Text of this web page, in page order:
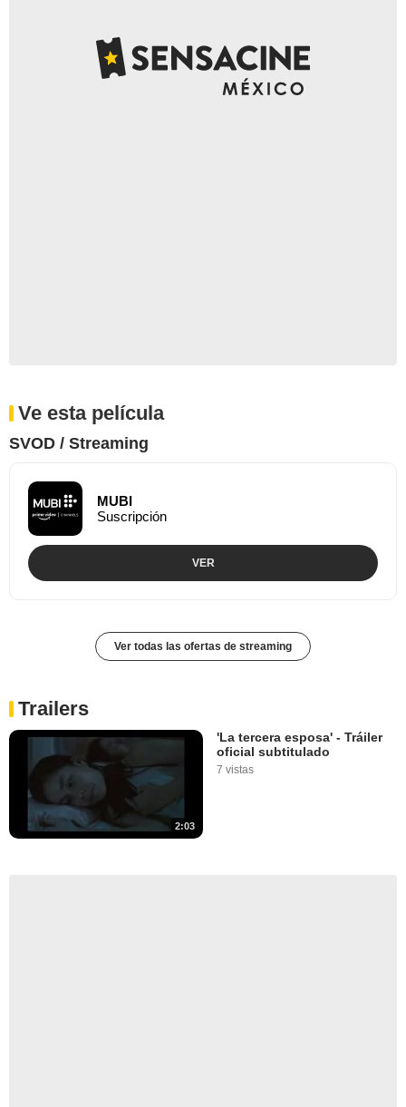
Ve esta película
SVOD / Streaming
MUBI
Suscripción
VER
Ver todas las ofertas de streaming
Trailers
2:03
'La tercera esposa' - Tráiler
oficial subtitulado
7 vistas